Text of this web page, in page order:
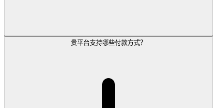
贵平台支持哪些付款方式？